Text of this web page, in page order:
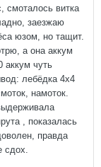
смоталось витка
заезжаю
юзом, но тащит.
а она аккум
аккум чуть
лебёдка 4х4
намоток.
, показалась
правда
сдох.